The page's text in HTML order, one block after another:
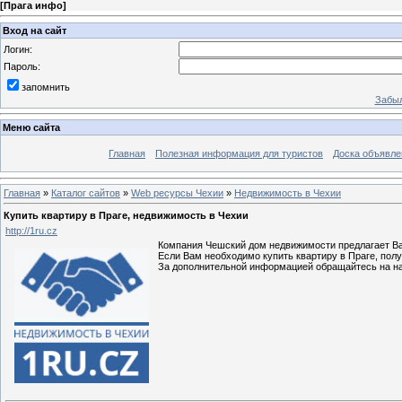
[Прага инфо]
Вход на сайт
Логин:
Пароль:
запомнить
Меню сайта
Главная Полезная информация для туристов Доска
Главная » Каталог сайтов » Web ресурсы Чехии » Недвижимость в Чехии
Купить квартиру в Праге, недвижимость в Чехии
http://1ru.cz
Компания Чешский дом недвижимости предлагает
Если Вам необходимо купить квартиру в Праге,
За дополнительной информацией обращайтесь на